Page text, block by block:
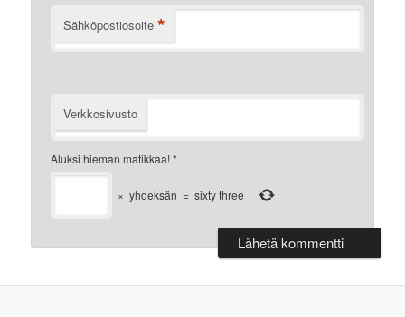
Sähköpostiosoite *
Verkkosivusto
Aluksi hieman matikkaa!*
× yhdeksän = sixty three